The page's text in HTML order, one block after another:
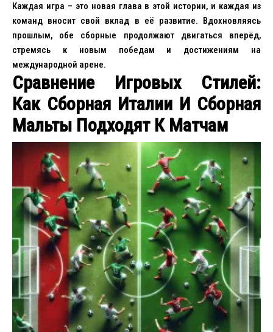
Каждая игра – это новая глава в этой истории, и каждая из
команд вносит свой вклад в её развитие. Вдохновляясь
прошлым, обе сборные продолжают двигаться вперёд,
стремясь к новым победам и достижениям на
международной арене.
Сравнение Игровых Стилей:
Как Сборная Италии И Сборная
Мальты Подходят К Матчам